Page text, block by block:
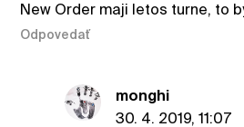
New Order maji letos turne, to
Odpovedať
monghi
30. 4. 2019, 11:07